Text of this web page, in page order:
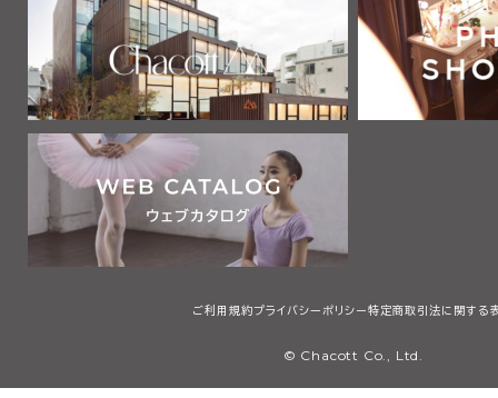
ご利用規約プライバシーポリシー 特定商取引法に関する
© Chacott Co., Ltd.